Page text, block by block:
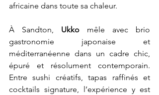
africaine dans toute sa chaleur.
À Sandton, Ukko mêle avec brio
gastronomie japonaise et
méditerranéenne dans un cadre chic,
épuré et résolument contemporain.
Entre sushi créatifs, tapas raffinés et
cocktails signature, l’expérience y est